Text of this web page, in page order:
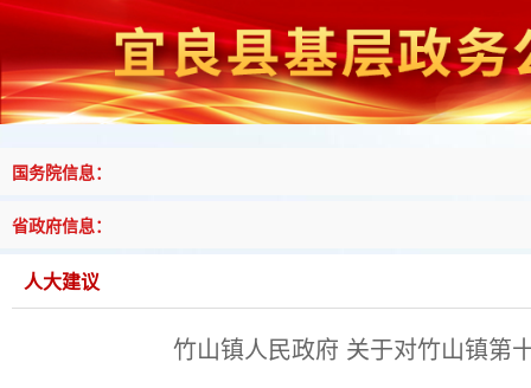
国务院信息：
省政府信息：
人大建议
竹山镇人民政府 关于对竹山镇第